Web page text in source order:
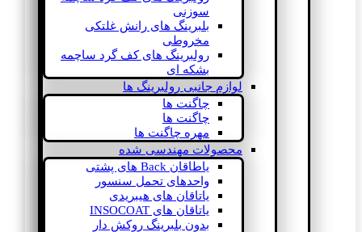
سوزنی
بلبرینگ های رانش غلتکی
مخروطی
رولبرینگ های کف گرد ساچمه
بشکه ای
لوازم جانبی رولبرینگ ها
چاگنت ها
چاگنت ها
مهره چاگنت ها
محصولات مهندسی شده
یاطاقان Back های پشتی
واحدهای تحمل سنسور
یاتاقان های هیبریدی
یاتاقان های INSOCOAT
بدون بلبرینگ روکش دار